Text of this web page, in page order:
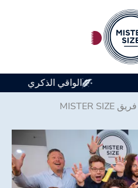
فريق MISTER SIZE